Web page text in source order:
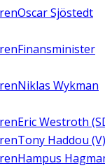
Oscar Sjöstedt
Finansminister
Niklas Wykman
Eric Westroth
Tony Haddou (V)
Hampus